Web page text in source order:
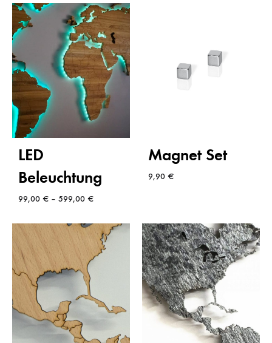
LED
Beleuchtung
99,00 € – 599,00 €
Magnet Set
9,90 €